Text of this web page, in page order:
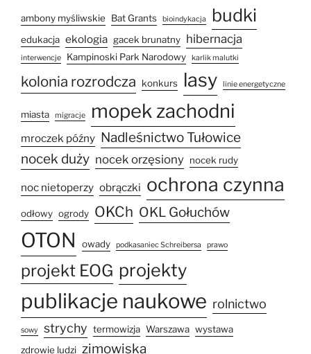
ambony myśliwskie Bat Grants bioindykacja budki
edukacja ekologia gacek brunatny hibernacja
interwencje Kampinoski Park Narodowy karlik malutki
kolonia rozrodcza konkurs lasy linie energetyczne
miasta migracje mopek zachodni
mroczek późny Nadleśnictwo Tułowice
nocek duży nocek orzęsiony nocek rudy
noc nietoperzy obrączki ochrona czynna
odłowy ogrody OKCh OKL Gołuchów
OTON owady podkasaniec Schreibersa prawo
projekt EOG projekty
publikacje naukowe rolnictwo
sowy strychy termowizja Warszawa wystawa
zdrowie ludzi zimowiska